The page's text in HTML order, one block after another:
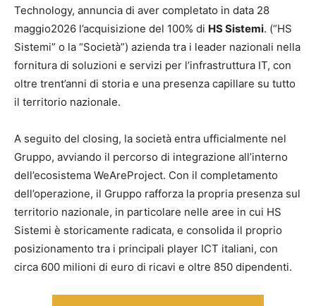
Technology, annuncia di aver completato in data 28
maggio2026 l’acquisizione del 100% di HS Sistemi. (“HS
Sistemi” o la “Società”) azienda tra i leader nazionali nella
fornitura di soluzioni e servizi per l’infrastruttura IT, con
oltre trent’anni di storia e una presenza capillare su tutto
il territorio nazionale.
A seguito del closing, la società entra ufficialmente nel
Gruppo, avviando il percorso di integrazione all’interno
dell’ecosistema WeAreProject. Con il completamento
dell’operazione, il Gruppo rafforza la propria presenza sul
territorio nazionale, in particolare nelle aree in cui HS
Sistemi è storicamente radicata, e consolida il proprio
posizionamento tra i principali player ICT italiani, con
circa 600 milioni di euro di ricavi e oltre 850 dipendenti.